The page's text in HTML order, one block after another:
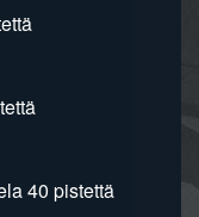
40 pistettä